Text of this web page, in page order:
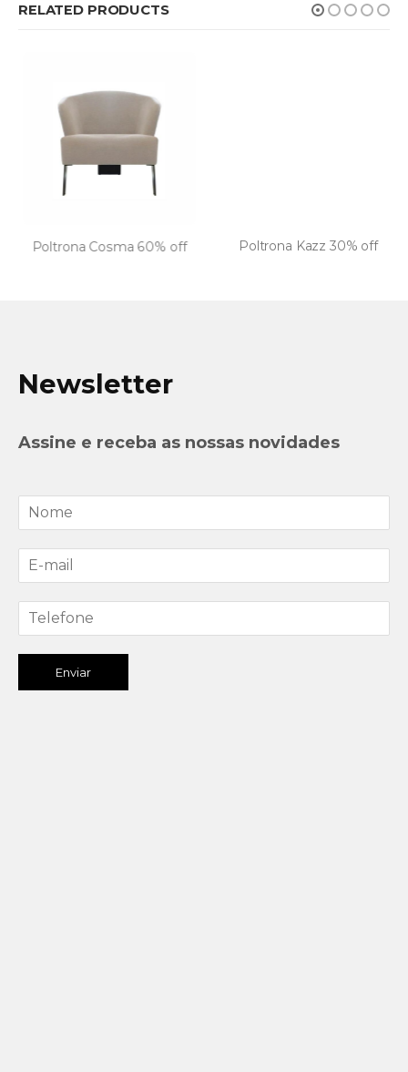
RELATED PRODUCTS
Poltrona Cosma 60% off Poltrona Kazz 30% off
Newsletter
Assine e receba as nossas novidades
Enviar